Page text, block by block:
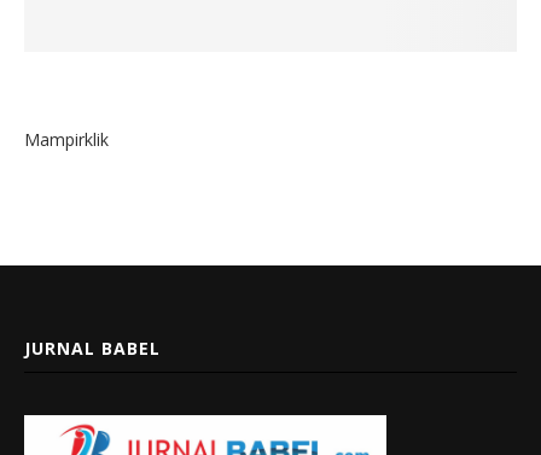
Mampirklik
JURNAL BABEL